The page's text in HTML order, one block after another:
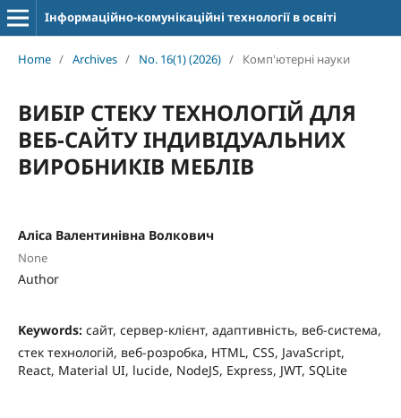
Інформаційно-комунікаційні технології в освіті
Home / Archives / No. 16(1) (2026) / Комп'ютерні науки
ВИБІР СТЕКУ ТЕХНОЛОГІЙ ДЛЯ
ВЕБ-САЙТУ ІНДИВІДУАЛЬНИХ
ВИРОБНИКІВ МЕБЛІВ
Аліса Валентинівна Волкович
None
Author
Keywords: сайт, сервер-клієнт, адаптивність, веб-система,
стек технологій, веб-розробка, HTML, CSS, JavaScript,
React, Material UI, lucide, NodeJS, Express, JWT, SQLite